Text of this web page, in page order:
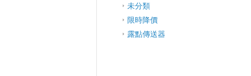
未分類
限時降價
露點傳送器